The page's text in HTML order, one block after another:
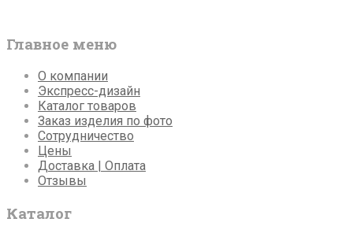
Главное меню
О компании
Экспресс-дизайн
Каталог товаров
Заказ изделия по фото
Сотрудничество
Цены
Доставка | Оплата
Отзывы
Каталог